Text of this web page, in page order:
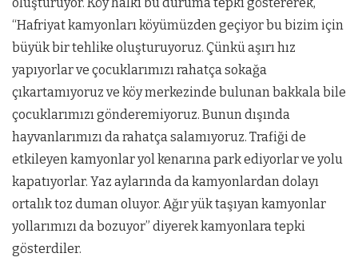
“Hafriyat kamyonları köyümüzden geçiyor bu bizim için
büyük bir tehlike oluşturuyoruz. Çünkü aşırı hız
yapıyorlar ve çocuklarımızı rahatça sokağa
çıkartamıyoruz ve köy merkezinde bulunan bakkala bile
çocuklarımızı gönderemiyoruz. Bunun dışında
hayvanlarımızı da rahatça salamıyoruz. Trafiği de
etkileyen kamyonlar yol kenarına park ediyorlar ve yolu
kapatıyorlar. Yaz aylarında da kamyonlardan dolayı
ortalık toz duman oluyor. Ağır yük taşıyan kamyonlar
yollarımızı da bozuyor” diyerek kamyonlara tepki
gösterdiler.